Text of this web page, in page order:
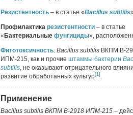
Резистентность – в статье «Bacillus subtilis
Профилактика резистентности – в статье
« Бактериальные фунгициды»,
Фитотоксичность. Bacillus subtilis ВКПМ В-
ИПМ-215, как и прочие штаммы бактерии
subtilis, не оказывают отрицательного
развитие обработанных культур[1] .
Применение
Bacillus subtilis ВКПМ В-2918 ИПМ-215 –